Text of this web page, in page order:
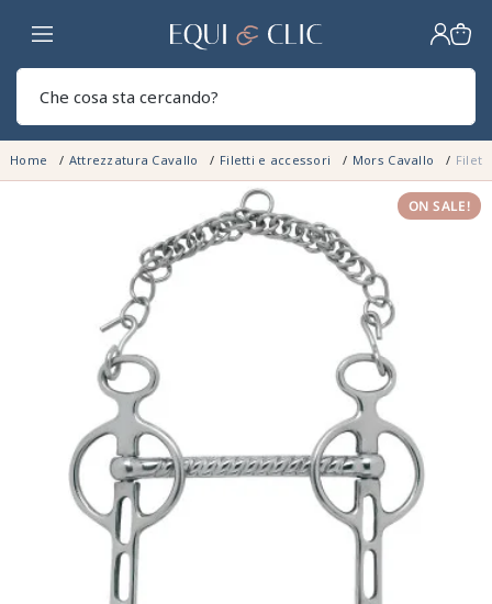
Casa
Home Attrezzatura Cavallo Filetti e accessori Mors Cavallo Filet
ON SALE!